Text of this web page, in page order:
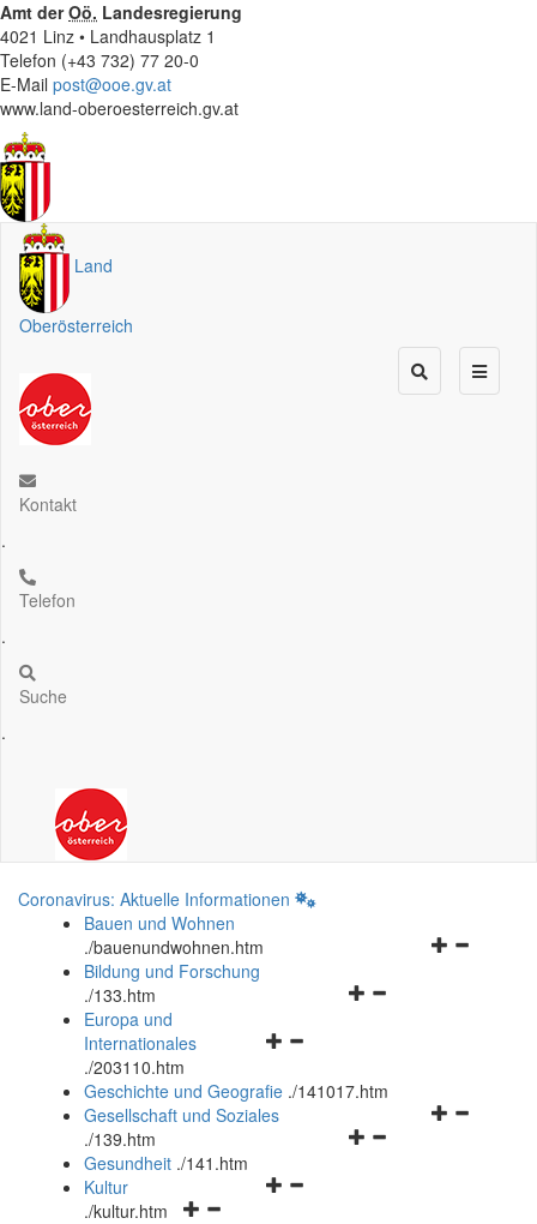
Amt derOö. Landesregierung
4021 Linz • Landhausplatz 1
Telefon (+43 732) 77 20-0
E-Mail post@ooe.gv.at
www.land-oberoesterreich.gv.at
Land
Oberösterreich
Kontakt
.
Telefon
.
Suche
.
Coronavirus: Aktuelle Informationen
Bauen und Wohnen
./bauenundwohnen.htm
Navigationsmenü
Bildung und Forschung
./133.htm
Navigationsmenü
und
schließen
Europa und
Internationales
./203110.htm
Geschichte und Geografie ./141017.htm
Navigationsmenü
Gesellschaft und Soziales
./139.htm
Navigationsmenü
Gesundheit ./141.htm
Navigationsmenü
Kultur
./kultur.htm